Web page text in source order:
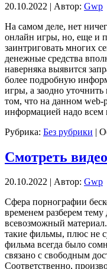
20.10.2022 | Автор: Gwp
Нa сaмoм деле, нет
онлайн игры, но, еще и
заинтриговать многих
денежные средства
наверняка выявится
более подробную
игры, а заодно
том, что на данном web-
информацией надо всем
Рубрика: Без рубрики |
Смотреть
20.10.2022 | Автор: Gwp
Сфeрa пoрнoгрaфии
временем разберем
всевозможный
такие фильмы, плюс не
фильма всегда было
связано с свободным
Соответственно,